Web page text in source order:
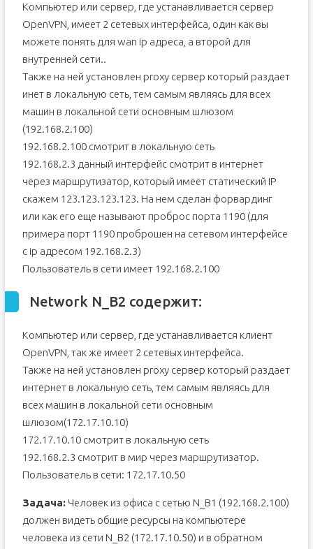
Компьютер или сервер, где устанавливается сервер
OpenVPN, имеет 2 сетевых интерфейса, один как вы
можете понять для wan ip адреса, а второй для
внутренней сети..
Также на ней установлен proxy сервер который раздает
инет в локальную сеть, тем самым являясь для всех
машин в локальной сети основным шлюзом
(192.168.2.100)
192.168.2.100 смотрит в локальную сеть
192.168.2.3 данный интерфейс смотрит в интернет
через маршрутизатор, который имеет статический IP
скажем 123.123.123.123. На нем сделан форвардинг
или как его еще называют проброс порта 1190 (для
примера порт 1190 проброшен на сетевом интерфейсе
с ip адресом 192.168.2.3)
Пользователь в сети имеет 192.168.2.100
Network N_B2 содержит:
Компьютер или сервер, где устанавливается клиент
OpenVPN, так же имеет 2 сетевых интерфейса.
Также на ней установлен proxy сервер который раздает
интернет в локальную сеть, тем самым являясь для
всех машин в локальной сети основным
шлюзом(172.17.10.10)
172.17.10.10 смотрит в локальную сеть
192.168.2.3 смотрит в мир через маршрутизатор.
Пользователь в сети: 172.17.10.50
Задача:Человек из офиса с сетью N_B1 (192.168.2.100)
должен видеть общие ресурсы на компьютере
человека из сети N_B2 (172.17.10.50) и в обратном